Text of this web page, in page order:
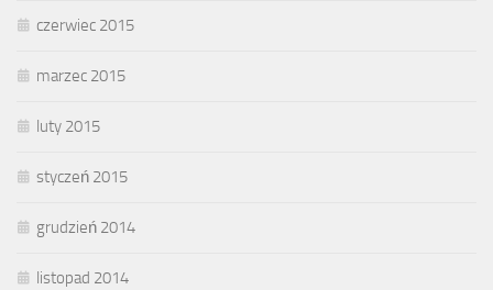
czerwiec 2015
marzec 2015
luty 2015
styczeń 2015
grudzień 2014
listopad 2014